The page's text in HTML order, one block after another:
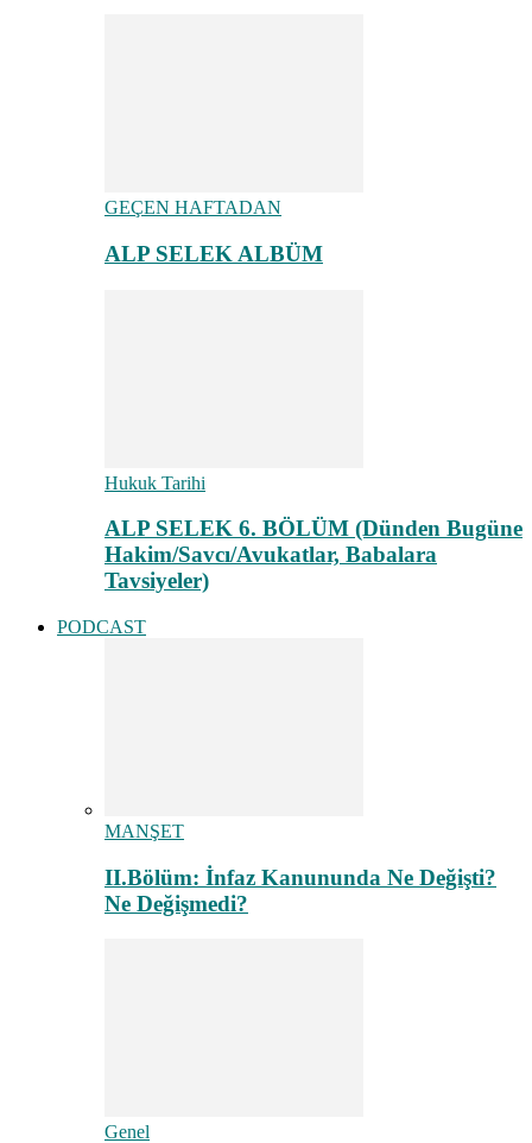
GEÇEN HAFTADAN
ALP SELEK ALBÜM
Hukuk Tarihi
ALP SELEK 6. BÖLÜM (Dünden Bugüne
Hakim/Savcı/Avukatlar, Babalara
Tavsiyeler)
PODCAST
MANŞET
II.Bölüm: İnfaz Kanununda Ne Değişti?
Ne Değişmedi?
Genel